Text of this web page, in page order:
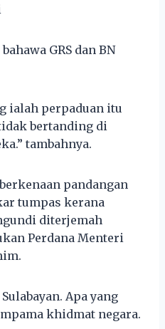
GRS dan BN
ialah perpaduan itu
bertanding di
tambahnya.
pandangan
tumpas kerana
diterjemah
Perdana Menteri
Apa yang
khidmat negara.